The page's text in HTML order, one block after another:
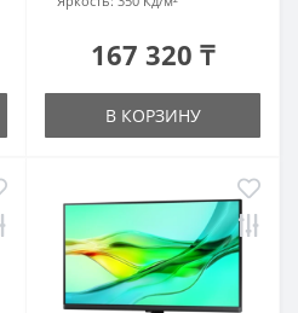
167 320 ₸
В КОРЗИНУ